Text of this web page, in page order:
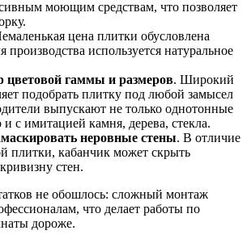
моющим средствам, что позволяет
цена плитки обусловлена
производства используется натуральное
гаммы и размеров. Широкий
подобрать плитку под любой замысел
выпускают не только однотонные
с имитацией камня, дерева, стекла.
неровные стены. В отличие
плитки, кабанчик может скрыть
стен.
не обошлось: сложный монтаж
что делает работы по
дороже.